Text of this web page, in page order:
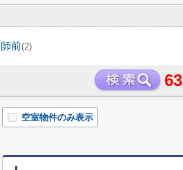
前(2)
63
空室物件のみ表示